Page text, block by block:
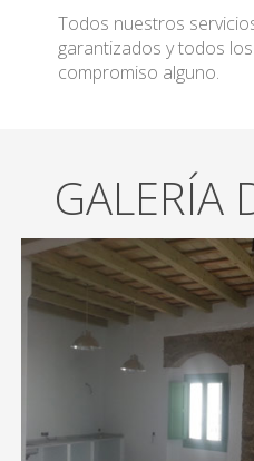
Todos nuestros
garantizados y todos
compromiso alguno.
GALERÍA